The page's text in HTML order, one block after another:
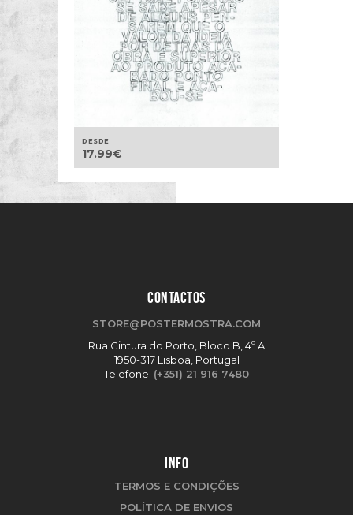
DESDE
17.99€
CONTACTOS
STORE@POSTERMOSTRA.COM
Rua Cintura do Porto, Bloco B, 4º A
1950-317 Lisboa, Portugal
Telefone: (+351) 21 916 7480
INFO
TERMOS E CONDIÇÕES
POLÍTICA DE ENVIOS